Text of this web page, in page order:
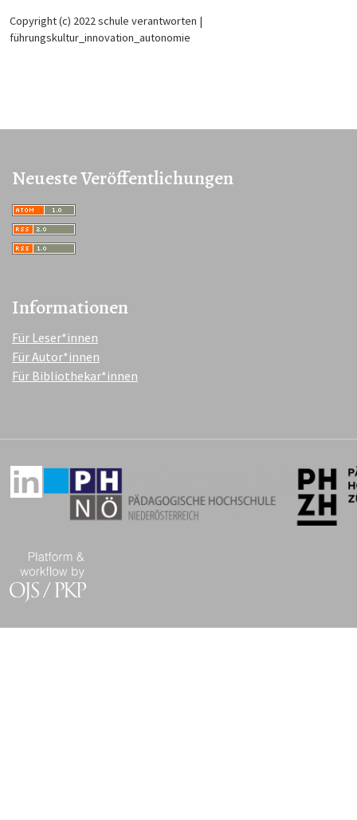
Copyright (c) 2022 schule verantworten |
führungskultur_innovation_autonomie
Neueste Veröffentlichungen
Informationen
Für Leser*innen
Für Autor*innen
Für Bibliothekar*innen